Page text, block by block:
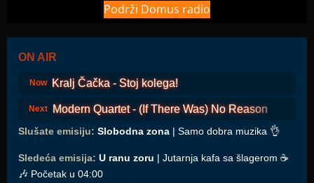
Podrži Domus radio
ON AIR
Now Kralj Čačka - Stoj kolega!
Next Modern Quartet - (If There Was) No Reason
Slušate emisiju: Slobodna zona | Samo dobra muzika 👌
Sledeća emisija: U ranu zoru | Jutarnja kafa sa šlagerom ☕️
🎶 Početak u 04:00